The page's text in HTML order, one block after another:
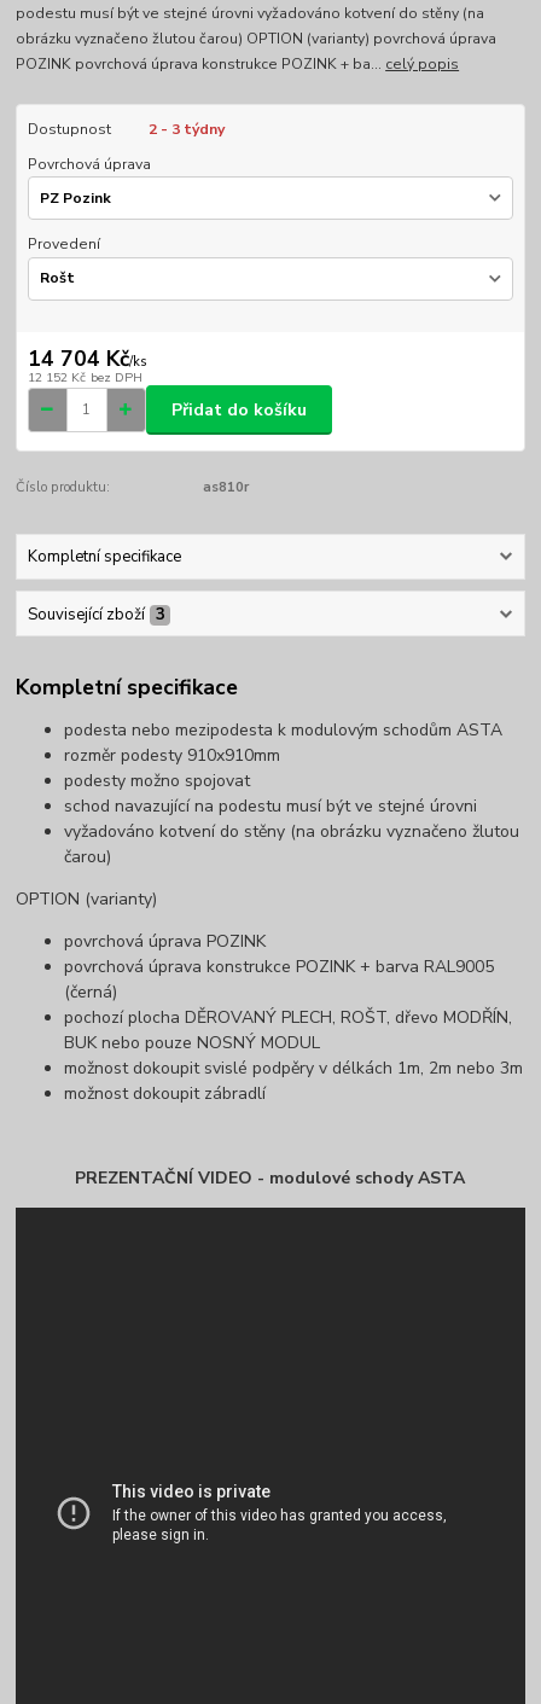
podestu musí být ve stejné úrovni vyžadováno kotvení do stěny (na
obrázku vyznačeno žlutou čarou) OPTION (varianty) povrchová úprava
POZINK povrchová úprava konstrukce POZINK + ba... celý popis
Dostupnost
2 - 3 týdny
Povrchová úprava
Provedení
14 704 Kč/ks
12 152 Kč bez DPH
Přidat do košíku
Číslo produktu: as810r
Kompletní specifikace
Související zboží 3
Kompletní specifikace
podesta nebo mezipodesta k modulovým schodům ASTA
rozměr podesty 910x910mm
podesty možno spojovat
schod navazující na podestu musí být ve stejné úrovni
vyžadováno kotvení do stěny (na obrázku vyznačeno žlutou
čarou)
OPTION (varianty)
povrchová úprava POZINK
povrchová úprava konstrukce POZINK + barva RAL9005
(černá)
pochozí plocha DĚROVANÝ PLECH, ROŠT, dřevo MODŘÍN,
BUK nebo pouze NOSNÝ MODUL
možnost dokoupit svislé podpěry v délkách 1m, 2m nebo 3m
možnost dokoupit zábradlí
PREZENTAČNÍ VIDEO - modulové schody ASTA